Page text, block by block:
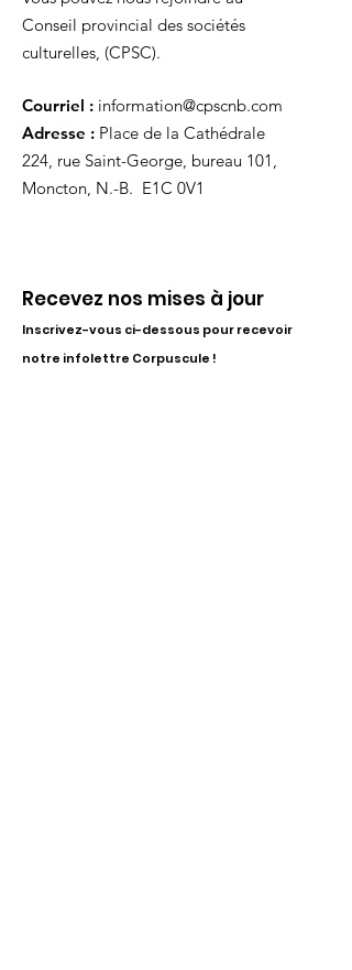
Conseil provincial des sociétés
culturelles, (CPSC).
Courriel : information@cpscnb.com
Adresse : Place de la Cathédrale
224, rue Saint-George, bureau 101,
Moncton, N.-B. E1C 0V1
Recevez nos mises à jour
Inscrivez-vous ci-dessous pour recevoir
notre infolettre Corpuscule !